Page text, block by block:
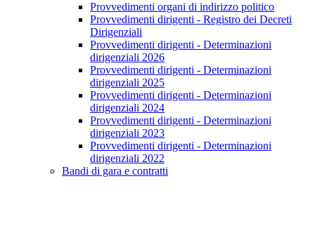
Provvedimenti organi di indirizzo politico
Provvedimenti dirigenti - Registro dei Decreti
Dirigenziali
Provvedimenti dirigenti - Determinazioni
dirigenziali 2026
Provvedimenti dirigenti - Determinazioni
dirigenziali 2025
Provvedimenti dirigenti - Determinazioni
dirigenziali 2024
Provvedimenti dirigenti - Determinazioni
dirigenziali 2023
Provvedimenti dirigenti - Determinazioni
dirigenziali 2022
Bandi di gara e contratti